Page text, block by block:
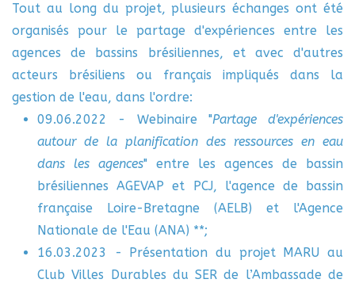
Tout au long du projet, plusieurs échanges ont été
organisés pour le partage d'expériences entre les
agences de bassins brésiliennes, et avec d'autres
acteurs brésiliens ou français impliqués dans la
gestion de l'eau, dans l'ordre:
09.06.2022 - Webinaire "Partage d'expériences
autour de la planification des ressources en eau
dans les agences" entre les agences de bassin
brésiliennes AGEVAP et PCJ, l'agence de bassin
française Loire-Bretagne (AELB) et l'Agence
Nationale de l'Eau (ANA) **;
16.03.2023 - Présentation du projet MARU au
Club Villes Durables du SER de l’Ambassade de